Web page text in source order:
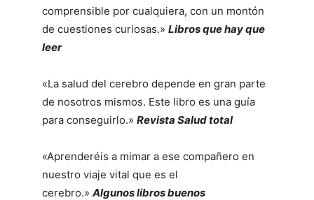
comprensible por cualquiera, con un montón
de cuestiones curiosas.» Libros que hay que
leer
«La salud del cerebro depende en gran parte
de nosotros mismos. Este libro es una guía
para conseguirlo.» Revista Salud total
«Aprenderéis a mimar a ese compañero en
nuestro viaje vital que es el
cerebro.» Algunos libros buenos